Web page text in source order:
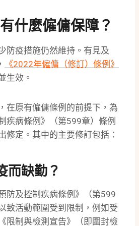
什麼僱傭保障？
防疫措施仍然維持。有見及
《2022年僱傭（修訂）條例》
生效。
在原有僱傭條例的前提下，為
疾病條例》（第599章）條例
修定。其中的主要修訂包括：
而缺勤？
防及控制疾病條例》（第599
致活動範圍受到限制，例如受
限制與檢測宣告》（即圍封檢